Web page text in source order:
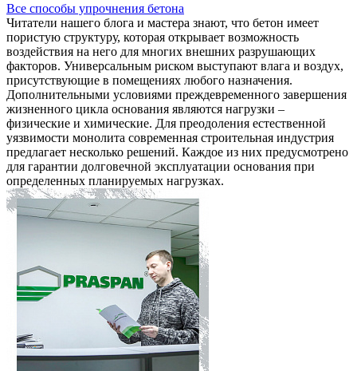
Все способы упрочнения бетона
Читатели нашего блога и мастера знают, что бетон имеет
пористую структуру, которая открывает возможность
воздействия на него для многих внешних разрушающих
факторов. Универсальным риском выступают влага и воздух,
присутствующие в помещениях любого назначения.
Дополнительными условиями преждевременного завершения
жизненного цикла основания являются нагрузки –
физические и химические. Для преодоления естественной
уязвимости монолита современная строительная индустрия
предлагает несколько решений. Каждое из них предусмотрено
для гарантии долговечной эксплуатации основания при
определенных планируемых нагрузках.